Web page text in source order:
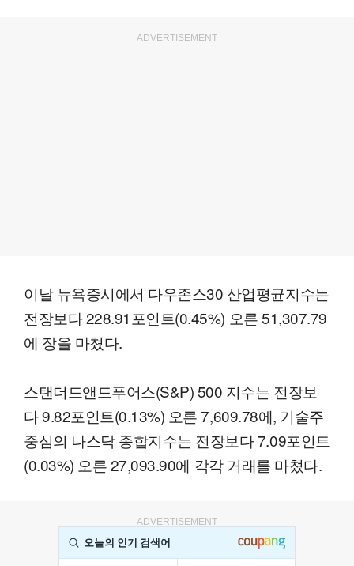
ADVERTISEMENT
이날 뉴욕증시에서 다우존스30 산업평균지수는
전장보다 228.91포인트(0.45%) 오른 51,307.79
에 장을 마쳤다.
스탠더드앤드푸어스(S&P) 500 지수는 전장보
다 9.82포인트(0.13%) 오른 7,609.78에, 기술주
중심의 나스닥 종합지수는 전장보다 7.09포인트
(0.03%) 오른 27,093.90에 각각 거래를 마쳤다.
ADVERTISEMENT